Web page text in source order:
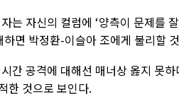
는 자신의 컬럼에 ‘양측이 문제를
면 박정환-이슬아 조에게 불리할
간 공격에 대해선 매너상 옳지 못
한 것으로 보인다.